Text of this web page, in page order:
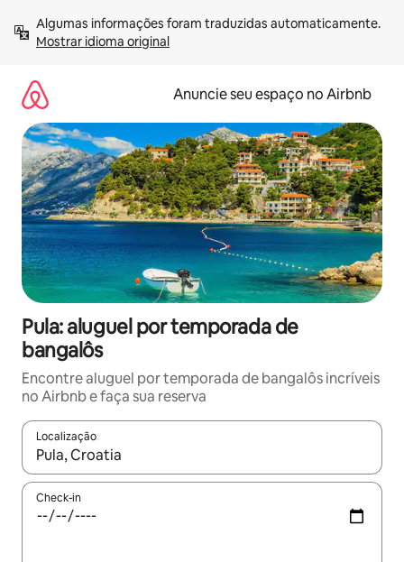
para
Mostrar idioma original
Anuncie seu espaço no Airbnb
Pula: aluguel por temporada de
bangalôs
Encontre aluguel por temporada de bangalôs incríveis
no Airbnb e faça sua reserva
Localização
Quando os resultados estiverem disponíveis, explore-os
Check-in